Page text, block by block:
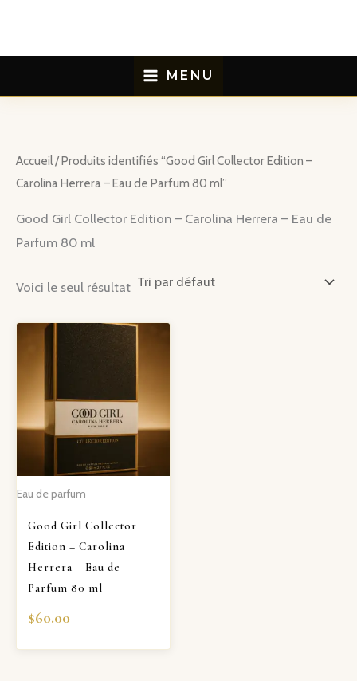
contenu
MENU
Accueil/ Produits identifiés “Good Girl Collector Edition –
Carolina Herrera – Eau de Parfum 80 ml”
Good Girl Collector Edition – Carolina Herrera – Eau de
Parfum 80 ml
Voici le seul résultat
Eau de parfum
Good Girl Collector
Edition – Carolina
Herrera – Eau de
Parfum 80 ml
$60.00